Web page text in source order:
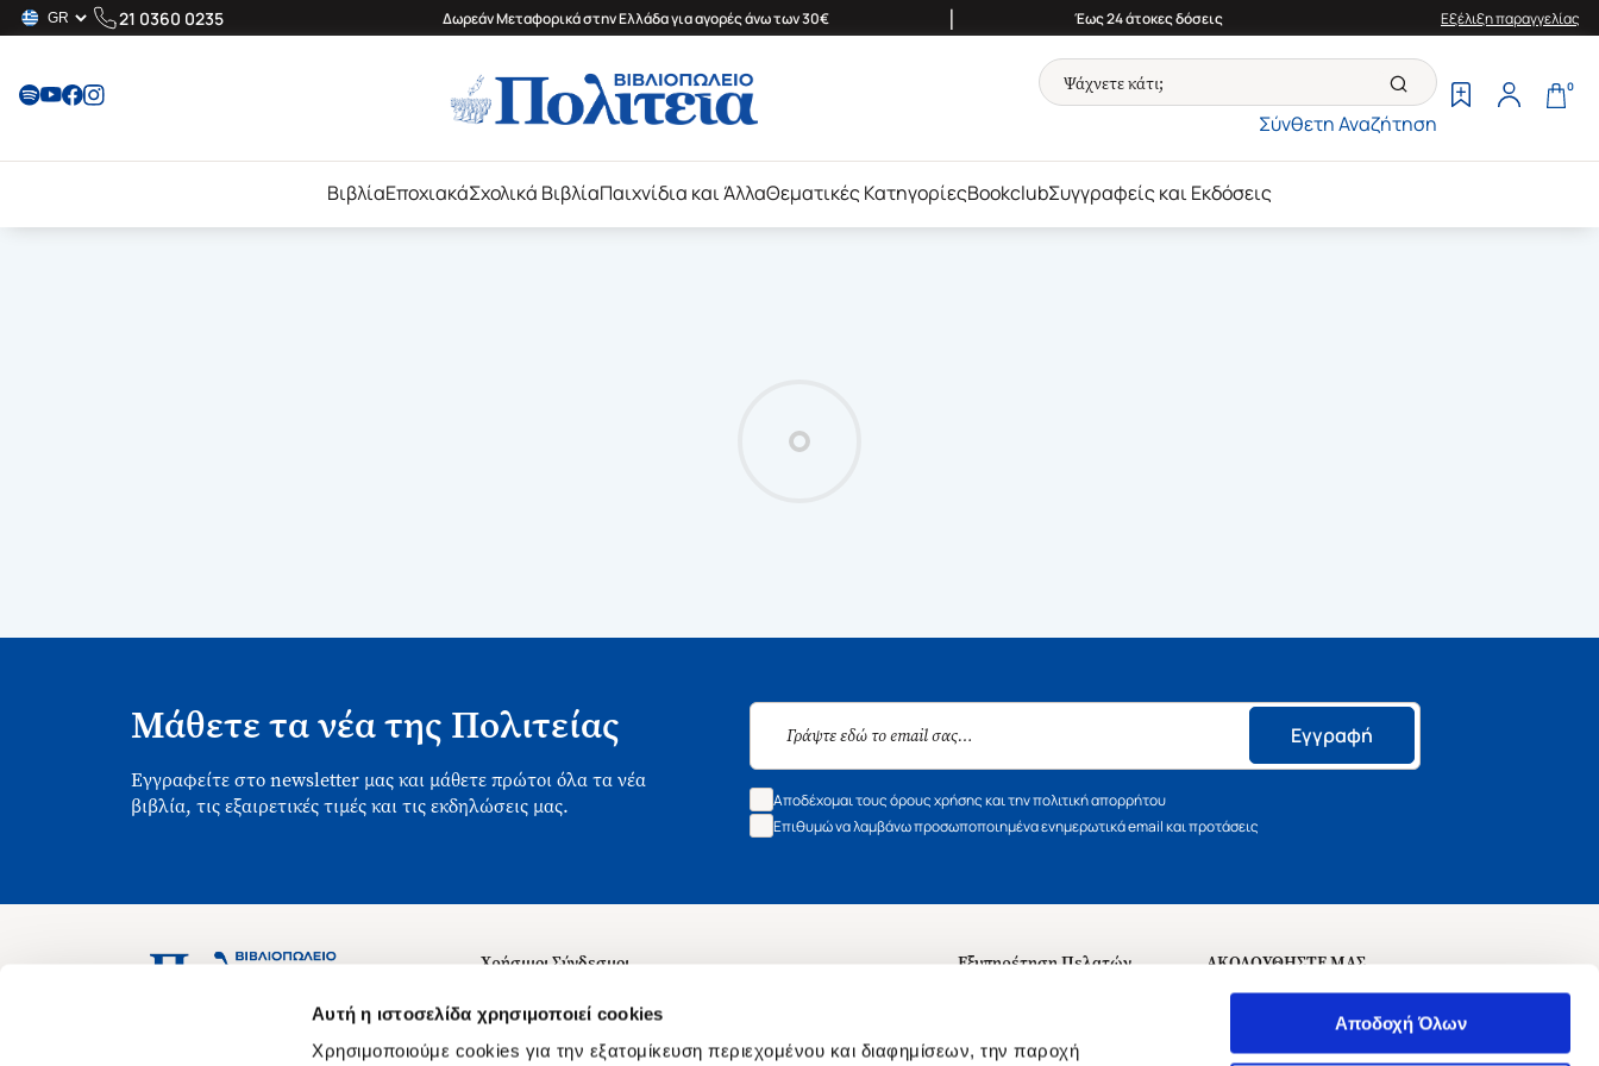
Αυτή η ιστοσελίδα χρησιμοποιεί cookies
Χρησιμοποιούμε cookies για την εξατομίκευση περιεχομένου και διαφημίσεων, την παροχή
Αποδοχή Όλων
21 0360 0235 Δωρεάν Μεταφορικά στην Ελλάδα για αγορές άνω των 30€ | Έως 24 άτοκες δόσεις Εξέλιξη παραγγελίας
Σύνθετη Αναζήτηση
0
ΒιβλίαΕποχιακάΣχολικά ΒιβλίαΠαιχνίδια και ΆλλαΘεματικές ΚατηγορίεςBookclubΣυγγραφείς και Εκδόσεις
Μάθετε τα νέα της Πολιτείας
Εγγραφείτε στο newsletter μας και μάθετε πρώτοι όλα τα νέα
βιβλία, τις εξαιρετικές τιμές και τις εκδηλώσεις μας.
Εγγραφή
Αποδέχομαι τους όρους χρήσης και την πολιτική απορρήτου
Επιθυμώ να λαμβάνω προσωποποιημένα ενημερωτικά email και προτάσεις
Ασκληπιού 1-3, Αθήνα 106 79
Χρήσιμοι Σύνδεσμοι
Σχετικά με εμάς
Θέσεις Εργασίας
Εξυπηρέτηση Πελατών
ΑΚΟΛΟΥΘΗΣΤΕ ΜΑΣ